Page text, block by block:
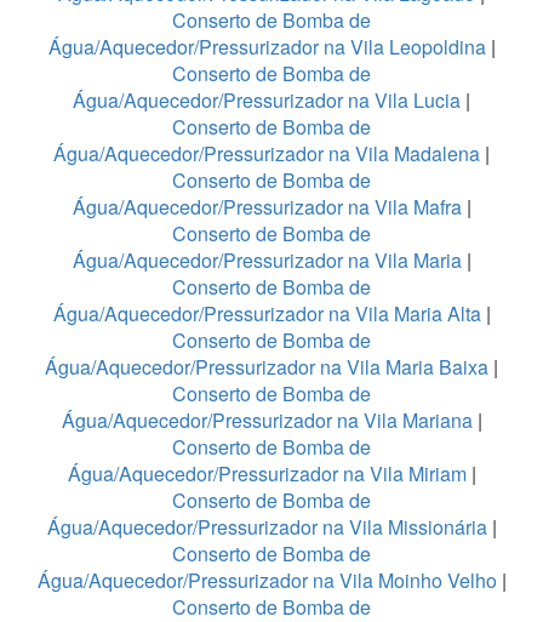
Conserto de Bomba de
Água/Aquecedor/Pressurizador na Vila Leopoldina|
Conserto de Bomba de
Água/Aquecedor/Pressurizador na Vila Lucia |
Conserto de Bomba de
Água/Aquecedor/Pressurizador na Vila Madalena |
Conserto de Bomba de
Água/Aquecedor/Pressurizador na Vila Mafra |
Conserto de Bomba de
Água/Aquecedor/Pressurizador na Vila Maria|
Conserto de Bomba de
Água/Aquecedor/Pressurizador na Vila Maria Alta|
Conserto de Bomba de
Água/Aquecedor/Pressurizador na Vila Maria Baixa |
Conserto de Bomba de
Água/Aquecedor/Pressurizador na Vila Mariana|
Conserto de Bomba de
Água/Aquecedor/Pressurizador na Vila Miriam|
Conserto de Bomba de
Água/Aquecedor/Pressurizador na Vila Missionária|
Conserto de Bomba de
Água/Aquecedor/Pressurizador na Vila Moinho Velho|
Conserto de Bomba de